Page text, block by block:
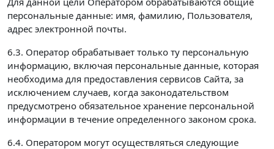
персональные данные: имя, фамилию, Пользователя,
адрес электронной почты.
6.3. Оператор обрабатывает только ту персональную
информацию, включая персональные данные, которая
необходима для предоставления сервисов Сайта, за
исключением случаев, когда законодательством
предусмотрено обязательное хранение персональной
информации в течение определенного законом срока.
6.4. Оператором могут осуществляться следующие